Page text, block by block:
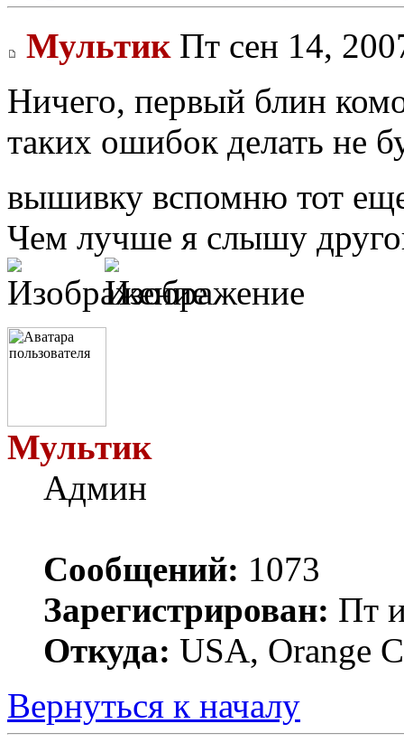
МультикПт сен 14,
Ничего, первый блин
таких ошибок делать не
вышивку вспомню тот
Чем лучше я слышу
Мультик
Админ
Сообщений: 1073
Зарегистрирован: Пт
Откуда: USA, Orange
Вернуться к началу